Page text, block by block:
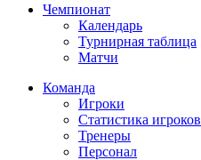
Чемпионат
Календарь
Турнирная таблица
Матчи
Команда
Игроки
Статистика игроков
Тренеры
Персонал